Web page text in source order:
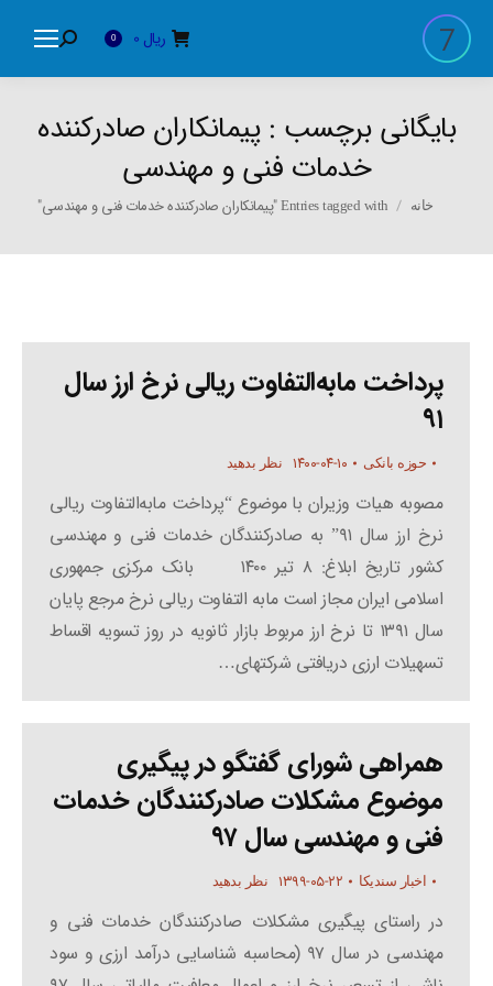
ریال 0
Search:
بایگانی برچسب :پیمانکاران صادرکننده
خدمات فنی و مهندسی
You are here:
خانه Entries tagged with "پیمانکاران صادرکننده خدمات فنی و مهندسی"
پرداخت مابه‌التفاوت ریالی نرخ ارز سال
۹۱
حوزه بانکی ۱۴۰۰-۰۴-۱۰ نظر بدهید
مصوبه هیات وزیران با موضوع “پرداخت مابه‌التفاوت ریالی
نرخ ارز سال ۹۱” به صادرکنندگان خدمات فنی و مهندسی
کشور تاریخ ابلاغ: ۸ تیر ۱۴۰۰ بانک مرکزی جمهوری
اسلامی ایران مجاز است مابه التفاوت ریالی نرخ مرجع پایان
سال ۱۳۹۱ تا نرخ ارز مربوط بازار ثانویه در روز تسویه اقساط
تسهیلات ارزی دریافتی شرکتهای…
همراهی شورای گفتگو در پیگیری
موضوع مشکلات صادرکنندگان خدمات
فنی و مهندسی سال ۹۷
اخبار سندیکا ۱۳۹۹-۰۵-۲۲ نظر بدهید
در راستای پیگیری مشکلات صادرکنندگان خدمات فنی و
مهندسی در سال ۹۷ (محاسبه شناسایی درآمد ارزی و سود